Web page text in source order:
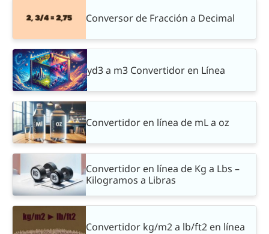
Conversor de Fracción a Decimal
yd3 a m3 Convertidor en Línea
Convertidor en línea de mL a oz
Convertidor en línea de Kg a Lbs –
Kilogramos a Libras
Convertidor kg/m2 a lb/ft2 en línea